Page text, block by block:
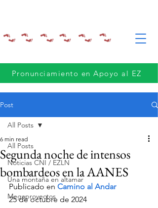
Pronunciamiento en Apoyo al EZ
Post
All Posts
Noticias CNI / EZLN
Una montaña en altamar
Megaproyectos
All Posts
Segunda noche de intensos
bombardeos en la AANES
6 min read
Publicado en Camino al Andar
25 de octubre de 2024